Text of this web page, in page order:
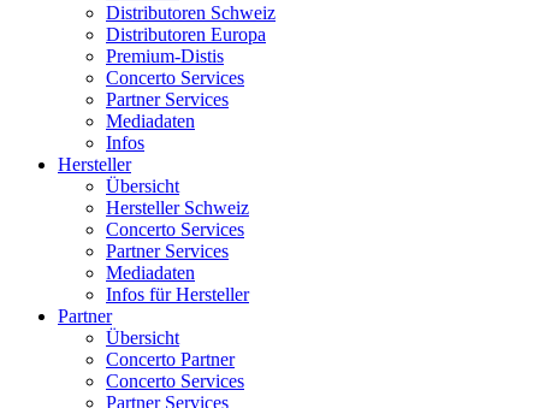
Distributoren Schweiz
Distributoren Europa
Premium-Distis
Concerto Services
Partner Services
Mediadaten
Infos
Hersteller
Übersicht
Hersteller Schweiz
Concerto Services
Partner Services
Mediadaten
Infos für Hersteller
Partner
Übersicht
Concerto Partner
Concerto Services
Partner Services